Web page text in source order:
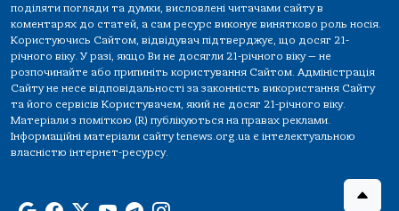
поділяти погляди та думки, висловлені читачами сайту в
коментарях до статей, а сам ресурс виконує винятково роль носія.
Користуючись Сайтом, відвідувач підтверджує, що досяг 21-
річного віку. У разі, якщо Ви не досягли 21-річного віку — не
розпочинайте або припиніть користування Сайтом. Адміністрація
Сайту не несе відповідальності за законність використання Сайту
та його сервісів Користувачем, який не досяг 21-річного віку.
Матеріали з поміткою (R) публікуються на правах реклами.
Інформаційні матеріали сайту tenews.org.ua є інтелектуальною
власністю інтернет-ресурсу.